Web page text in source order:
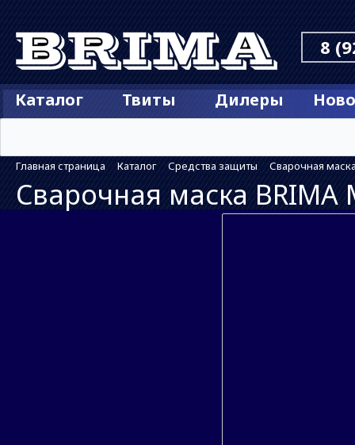
8
Каталог Твиты Дилеры
Главная страница Каталог Средства защиты Сварочная
Сварочная маска BRIMA